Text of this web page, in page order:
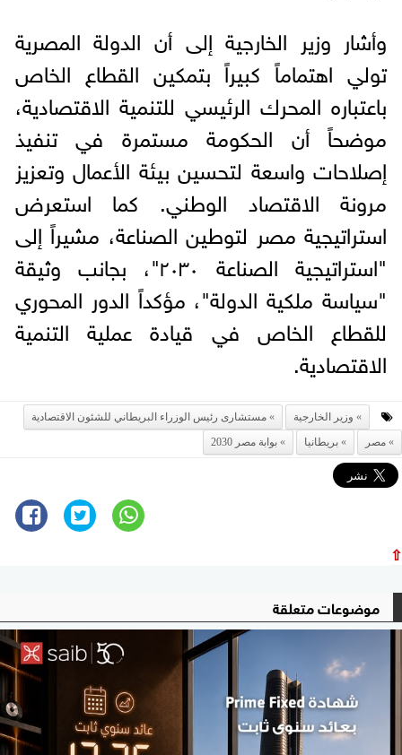
وأشار وزير الخارجية إلى أن الدولة المصرية
تولي اهتماماً كبيراً بتمكين القطاع الخاص
باعتباره المحرك الرئيسي للتنمية الاقتصادية،
موضحاً أن الحكومة مستمرة في تنفيذ
إصلاحات واسعة لتحسين بيئة الأعمال وتعزيز
مرونة الاقتصاد الوطني. كما استعرض
استراتيجية مصر لتوطين الصناعة، مشيراً إلى
"استراتيجية الصناعة ٢٠٣٠"، بجانب وثيقة
"سياسة ملكية الدولة"، مؤكداً الدور المحوري
للقطاع الخاص في قيادة عملية التنمية
الاقتصادية.
وزير الخارجية
مستشارى رئيس الوزراء البريطاني للشئون الاقتصادية
مصر
بريطانيا بوابة مصر 2030
⇧
موضوعات متعلقة